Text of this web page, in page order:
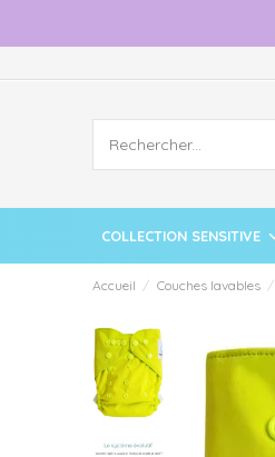
COLLECTION SENSITIVE
Accueil Couches lavables